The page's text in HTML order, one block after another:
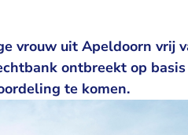
vrouw uit Apeldoorn vrij
ontbreekt op
te komen.